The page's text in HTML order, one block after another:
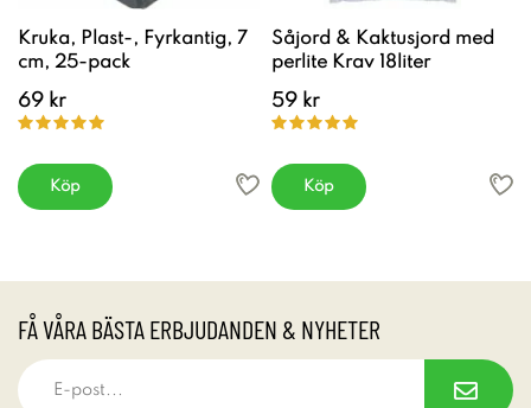
Kruka, Plast-, Fyrkantig, 7
cm, 25-pack
69 kr
Köp
Såjord & Kaktusjord med
perlite Krav 18liter
59 kr
Köp
FÅ VÅRA BÄSTA ERBJUDANDEN & NYHETER